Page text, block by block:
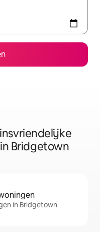
Bridgetown
in Bridgetown